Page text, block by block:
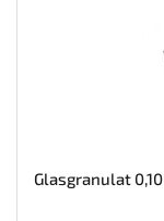
Glasgranulat